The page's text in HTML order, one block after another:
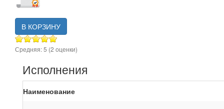
В КОРЗИНУ
Средняя:5 (2 оценки)
Исполнения
Наименование